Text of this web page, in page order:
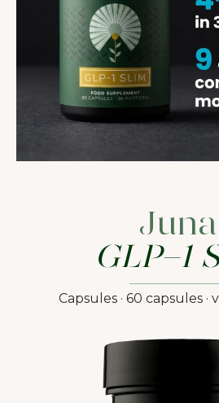
GLP-1
Capsules · 60 capsules